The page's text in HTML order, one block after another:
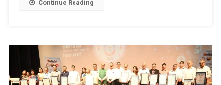
Continue Reading